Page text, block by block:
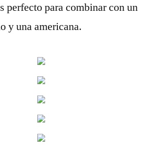
perfecto para combinar con un
y una americana.